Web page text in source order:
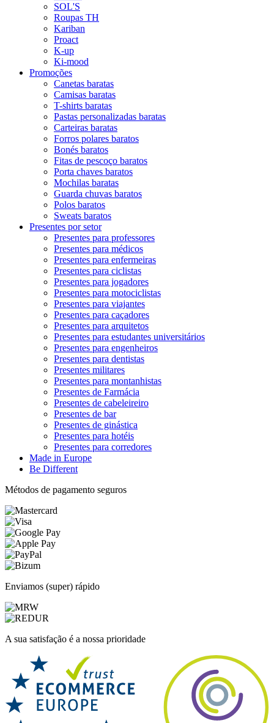
SOL'S
Roupas TH
Kariban
Proact
K-up
Ki-mood
Promoções
Canetas baratas
Camisas baratas
T-shirts baratas
Pastas personalizadas baratas
Carteiras baratas
Forros polares baratos
Bonés baratos
Fitas de pescoço baratos
Porta chaves baratos
Mochilas baratas
Guarda chuvas baratos
Polos baratos
Sweats baratos
Presentes por setor
Presentes para professores
Presentes para médicos
Presentes para enfermeiras
Presentes para ciclistas
Presentes para jogadores
Presentes para motociclistas
Presentes para viajantes
Presentes para caçadores
Presentes para arquitetos
Presentes para estudantes universitários
Presentes para engenheiros
Presentes para dentistas
Presentes militares
Presentes para montanhistas
Presentes de Farmácia
Presentes de cabeleireiro
Presentes de bar
Presentes de ginástica
Presentes para hotéis
Presentes para corredores
Made in Europe
Be Different
Métodos de pagamento seguros
Enviamos (super) rápido
A sua satisfação é a nossa prioridade